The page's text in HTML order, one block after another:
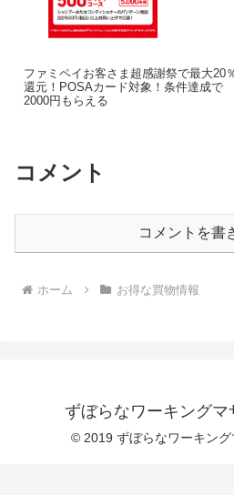
ファミペイお客さま超感謝祭で最大20
還元！POSAカード対象！条件達成で
2000円もらえる
コメント
コメントを書
ホーム お得な買物情報
ずぼらなワーキング
© 2019 ずぼらなワーキング